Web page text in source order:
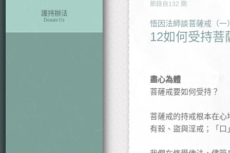
護持辦法
Donate Us
節錄自 132 期
悟因法師談菩薩戒（
12如何受持菩
盡心為體
菩薩戒要如何受持？
菩薩戒的持戒根本在
有殺、盜與淫戒；「